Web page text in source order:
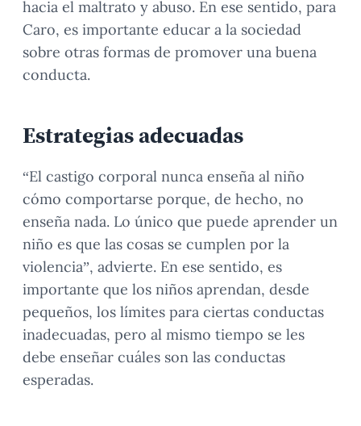
hacia el maltrato y abuso. En ese sentido, para
Caro, es importante educar a la sociedad
sobre otras formas de promover una buena
conducta.
Estrategias adecuadas
“El castigo corporal nunca enseña al niño
cómo comportarse porque, de hecho, no
enseña nada. Lo único que puede aprender un
niño es que las cosas se cumplen por la
violencia”, advierte. En ese sentido, es
importante que los niños aprendan, desde
pequeños, los límites para ciertas conductas
inadecuadas, pero al mismo tiempo se les
debe enseñar cuáles son las conductas
esperadas.